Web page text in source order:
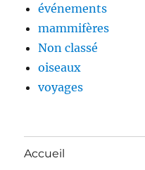
événements
mammifères
Non classé
oiseaux
voyages
Accueil